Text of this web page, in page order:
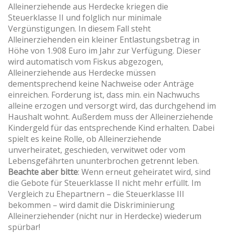
Alleinerziehende aus Herdecke kriegen die
Steuerklasse II und folglich nur minimale
Vergünstigungen. In diesem Fall steht
Alleinerziehenden ein kleiner Entlastungsbetrag in
Höhe von 1.908 Euro im Jahr zur Verfügung. Dieser
wird automatisch vom Fiskus abgezogen,
Alleinerziehende aus Herdecke müssen
dementsprechend keine Nachweise oder Anträge
einreichen. Forderung ist, dass min. ein Nachwuchs
alleine erzogen und versorgt wird, das durchgehend im
Haushalt wohnt. Außerdem muss der Alleinerziehende
Kindergeld für das entsprechende Kind erhalten. Dabei
spielt es keine Rolle, ob Alleinerziehende
unverheiratet, geschieden, verwitwet oder vom
Lebensgefährten ununterbrochen getrennt leben.
Beachte aber bitte: Wenn erneut geheiratet wird, sind
die Gebote für Steuerklasse II nicht mehr erfüllt. Im
Vergleich zu Ehepartnern – die Steuerklasse III
bekommen – wird damit die Diskriminierung
Alleinerziehender (nicht nur in Herdecke) wiederum
spürbar!